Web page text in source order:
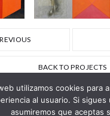
BACK TO PROJECTS
utilizamos cookies para
al usuario. Si
asumiremos que aceptas